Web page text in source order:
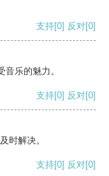
支持[0] 反对[0]
乐的魅力。
支持[0] 反对[0]
时解决。
支持[0] 反对[0]